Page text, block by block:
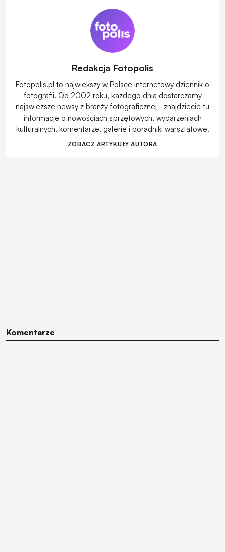
Redakcja Fotopolis
Fotopolis.pl to największy w Polsce internetowy dziennik o
fotografii. Od 2002 roku, każdego dnia dostarczamy
najświeższe newsy z branży fotograficznej - znajdziecie tu
informacje o nowościach sprzętowych, wydarzeniach
kulturalnych, komentarze, galerie i poradniki warsztatowe.
ZOBACZ ARTYKUŁY AUTORA
Komentarze